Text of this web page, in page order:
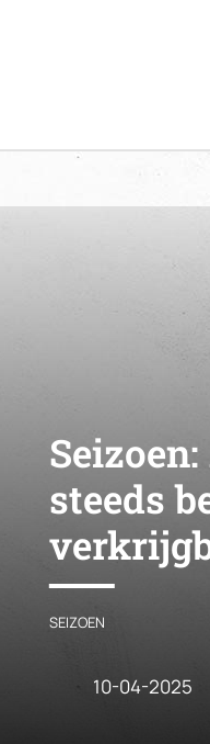
Seizoen:
steeds
SEIZOEN
10-04-2025